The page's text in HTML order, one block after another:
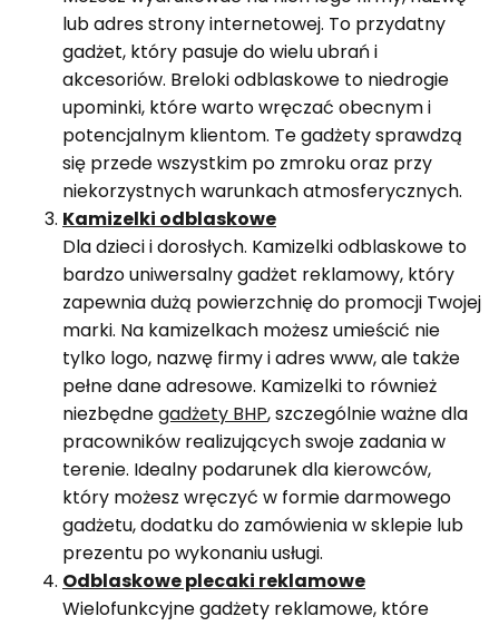
lub adres strony internetowej. To przydatny
gadżet, który pasuje do wielu ubrań i
akcesoriów. Breloki odblaskowe to niedrogie
upominki, które warto wręczać obecnym i
potencjalnym klientom. Te gadżety sprawdzą
się przede wszystkim po zmroku oraz przy
niekorzystnych warunkach atmosferycznych.
Kamizelki odblaskowe
Dla dzieci i dorosłych. Kamizelki odblaskowe to
bardzo uniwersalny gadżet reklamowy, który
zapewnia dużą powierzchnię do promocji Twojej
marki. Na kamizelkach możesz umieścić nie
tylko logo, nazwę firmy i adres www, ale także
pełne dane adresowe. Kamizelki to również
niezbędnegadżety BHP, szczególnie ważne dla
pracowników realizujących swoje zadania w
terenie. Idealny podarunek dla kierowców,
który możesz wręczyć w formie darmowego
gadżetu, dodatku do zamówienia w sklepie lub
prezentu po wykonaniu usługi.
Odblaskowe plecaki reklamowe
Wielofunkcyjne gadżety reklamowe, które